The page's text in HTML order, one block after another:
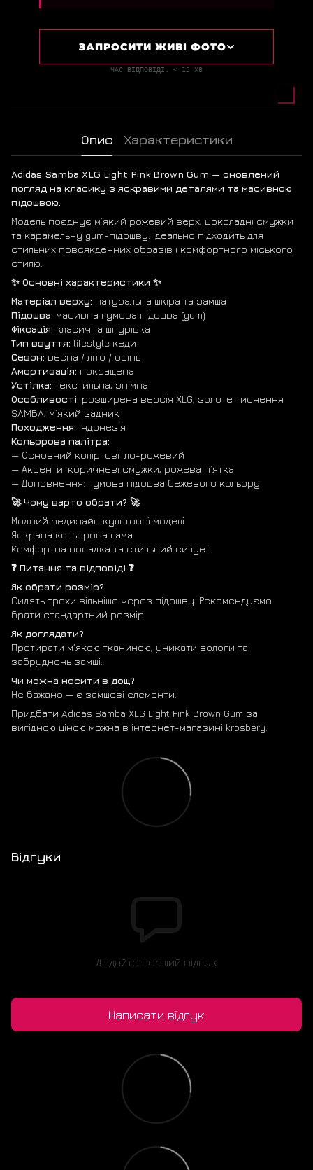
ЗАПРОСИТИ ЖИВІ ФОТО
ЧАС ВІДПОВІДІ: < 15 ХВ
Опис Характеристики
Adidas Samba XLG Light Pink Brown Gum — оновлений
погляд на класику з яскравими деталями та масивною
підошвою.
Модель поєднує м’який рожевий верх, шоколадні смужки
та карамельну gum-підошву. Ідеально підходить для
стильних повсякденних образів і комфортного міського
стилю.
✨ Основні характеристики ✨
Матеріал верху: натуральна шкіра та замша
Підошва: масивна гумова підошва (gum)
Фіксація: класична шнурівка
Тип взуття: lifestyle кеди
Сезон: весна / літо / осінь
Амортизація: покращена
Устілка: текстильна, знімна
Особливості: розширена версія XLG, золоте тиснення
SAMBA, м’який задник
Походження: Індонезія
Кольорова палітра:
— Основний колір: світло-рожевий
— Аксенти: коричневі смужки, рожева п’ятка
— Доповнення: гумова підошва бежевого кольору
🚀 Чому варто обрати? 🚀
Модний редизайн культової моделі
Яскрава кольорова гама
Комфортна посадка та стильний силует
❓ Питання та відповіді ❓
Як обрати розмір?
Сидять трохи вільніше через підошву. Рекомендуємо
брати стандартний розмір.
Як доглядати?
Протирати м’якою тканиною, уникати вологи та
забруднень замші.
Чи можна носити в дощ?
Не бажано — є замшеві елементи.
Придбати Adidas Samba XLG Light Pink Brown Gum за
вигідною ціною можна в інтернет-магазині krosbery.
Відгуки
Додайте перший відгук
Написати відгук